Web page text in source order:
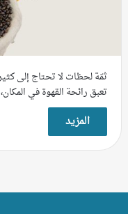
ثمّة لحظات لا تحتاج إلى
تعبق رائحة القهوة في
المزيد